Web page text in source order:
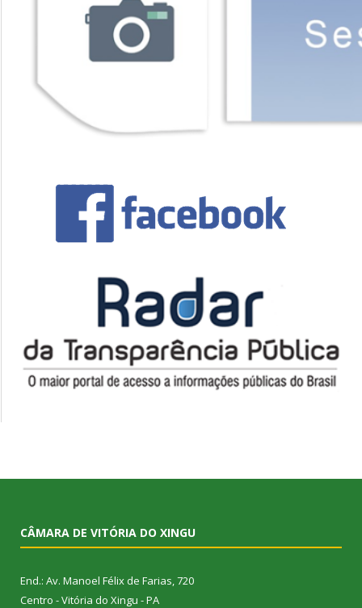
CÂMARA DE VITÓRIA DO XINGU
End.: Av. Manoel Félix de Farias, 720
Centro - Vitória do Xingu - PA